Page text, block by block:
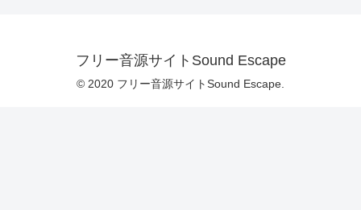
フリー音源サイトSound Escape
© 2020 フリー音源サイトSound Escape.